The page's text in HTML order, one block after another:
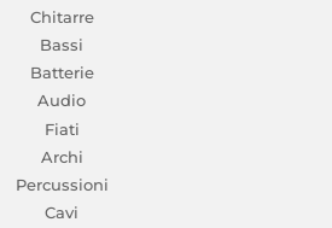
Chitarre
Bassi
Batterie
Audio
Fiati
Archi
Percussioni
Cavi